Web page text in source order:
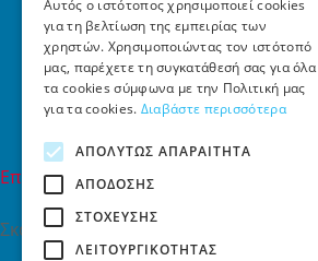
Συχνές ερωτήσεις
Όροι χρήσης
Τρόποι Πληρωμής
Επιστροφές
Επικοινωνία
Σκαλάνι, Ηράκλειο Κρήτης
2810731415
Αυτός ο ιστότοπος χρησιμοποιεί cookies
για τη βελτίωση της εμπειρίας των
χρηστών. Χρησιμοποιώντας τον ιστότοπό
μας, παρέχετε τη συγκατάθεσή σας για όλα
τα cookies σύμφωνα με την Πολιτική μας
για τα cookies. Διαβάστε περισσότερα
ΑΠΟΛΎΤΩΣ ΑΠΑΡΑΊΤΗΤΑ
ΑΠΌΔΟΣΗΣ
ΣΤΌΧΕΥΣΗΣ
ΛΕΙΤΟΥΡΓΙΚΌΤΗΤΑΣ